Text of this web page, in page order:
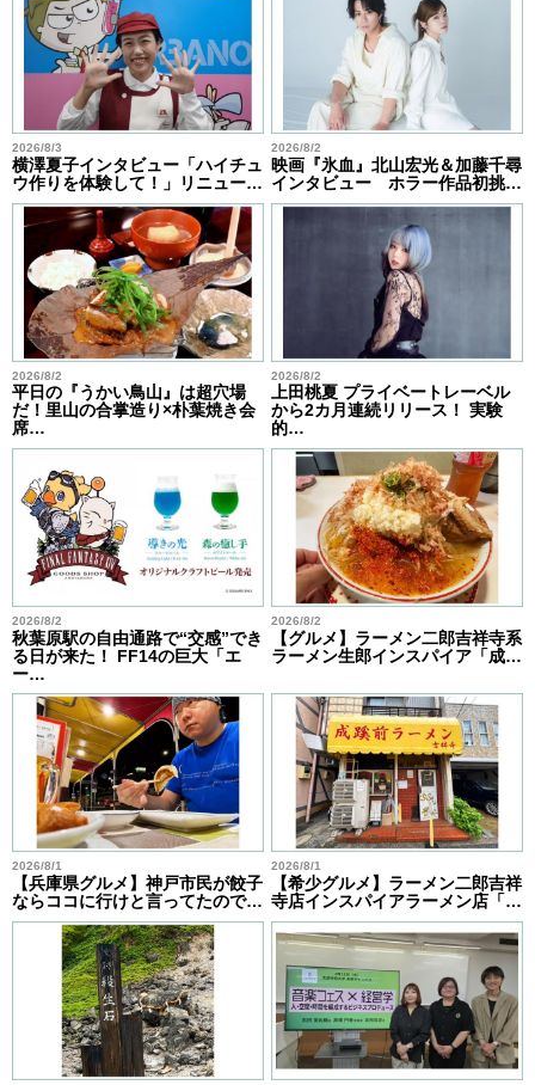
2026/8/3
横澤夏子インタビュー「ハイチュ
ウ作りを体験して！」リニュー…
2026/8/2
映画『氷血』北山宏光＆加藤千尋
インタビュー ホラー作品初挑…
2026/8/2
平日の『うかい鳥山』は超穴場
だ！里山の合掌造り×朴葉焼き会
席…
2026/8/2
上田桃夏 プライベートレーベル
から2カ月連続リリース！ 実験
的…
2026/8/2
秋葉原駅の自由通路で“交感”でき
る日が来た！ FF14の巨大「エ
ー…
2026/8/2
【グルメ】ラーメン二郎吉祥寺系
ラーメン生郎インスパイア「成…
2026/8/1
【兵庫県グルメ】神戸市民が餃子
ならココに行けと言ってたので…
2026/8/1
【希少グルメ】ラーメン二郎吉祥
寺店インスパイアラーメン店「…